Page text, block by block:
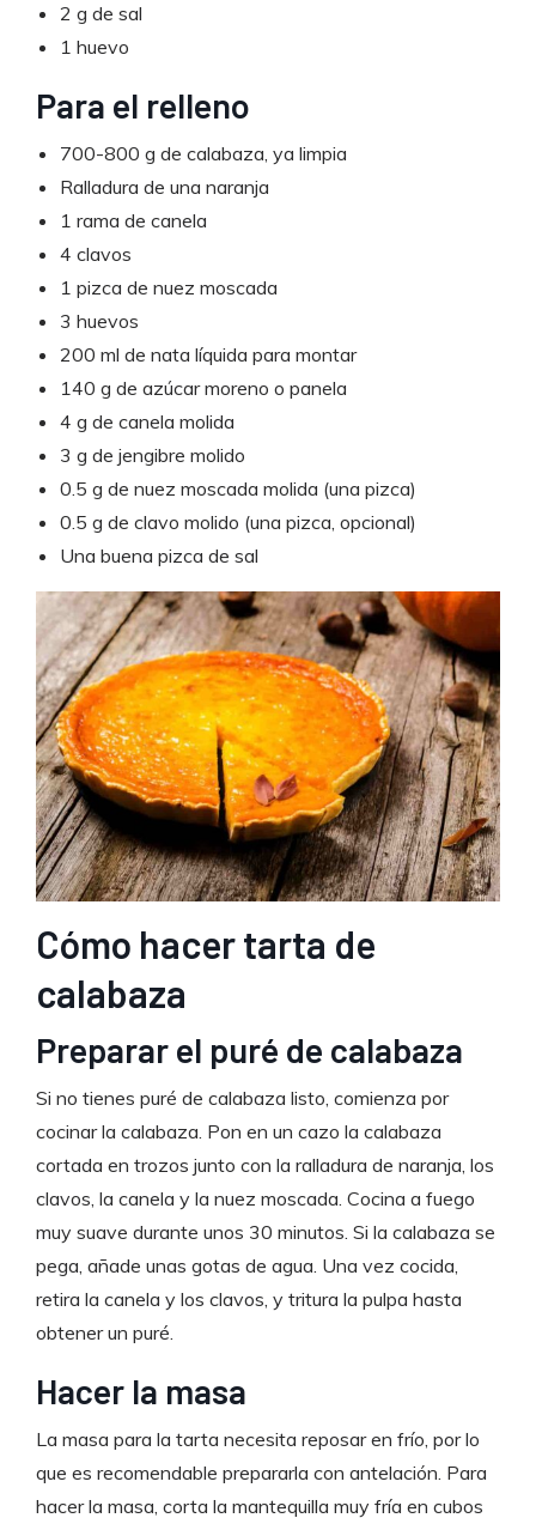
2 g de sal
1 huevo
Para el relleno
700-800 g de calabaza, ya limpia
Ralladura de una naranja
1 rama de canela
4 clavos
1 pizca de nuez moscada
3 huevos
200 ml de nata líquida para montar
140 g de azúcar moreno o panela
4 g de canela molida
3 g de jengibre molido
0.5 g de nuez moscada molida (una pizca)
0.5 g de clavo molido (una pizca, opcional)
Una buena pizca de sal
Cómo hacer tarta de
calabaza
Preparar el puré de calabaza
Si no tienes puré de calabaza listo, comienza por
cocinar la calabaza. Pon en un cazo la calabaza
cortada en trozos junto con la ralladura de naranja, los
clavos, la canela y la nuez moscada. Cocina a fuego
muy suave durante unos 30 minutos. Si la calabaza se
pega, añade unas gotas de agua. Una vez cocida,
retira la canela y los clavos, y tritura la pulpa hasta
obtener un puré.
Hacer la masa
La masa para la tarta necesita reposar en frío, por lo
que es recomendable prepararla con antelación. Para
hacer la masa, corta la mantequilla muy fría en cubos